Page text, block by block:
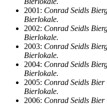
2001: Conrad Seidls
Bierlokale.
2002: Conrad Seidls
Bierlokale.
2003: Conrad Seidls
Bierlokale.
2004: Conrad Seidls
Bierlokale.
2005: Conrad Seidls Bier
Bierlokale.
2006: Conrad Seidls Bier